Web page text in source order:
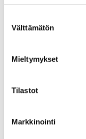
valinta
Välttämätön
Mieltymykset
Tilastot
Markkinointi